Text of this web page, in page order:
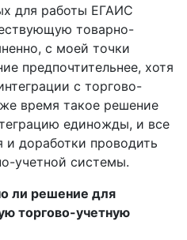
для работы ЕГАИС
товарно-
с моей точки
предпочтительнее, хотя
с торгово-
время такое решение
единожды, и все
доработки проводить
учетной системы.
ли решение для
торгово-учетную